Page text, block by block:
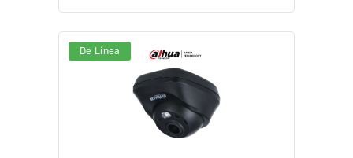
De Línea